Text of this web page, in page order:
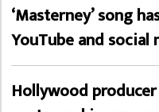
‘Masterney’ song
YouTube and social
Hollywood